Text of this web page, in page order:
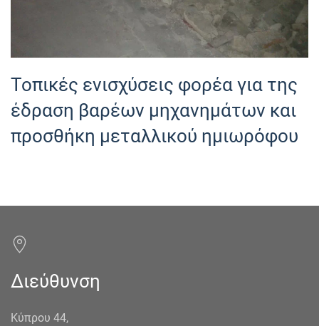
Τοπικές ενισχύσεις φορέα για της
έδραση βαρέων μηχανημάτων και
προσθήκη μεταλλικού ημιωρόφου
Διεύθυνση
Κύπρου 44,